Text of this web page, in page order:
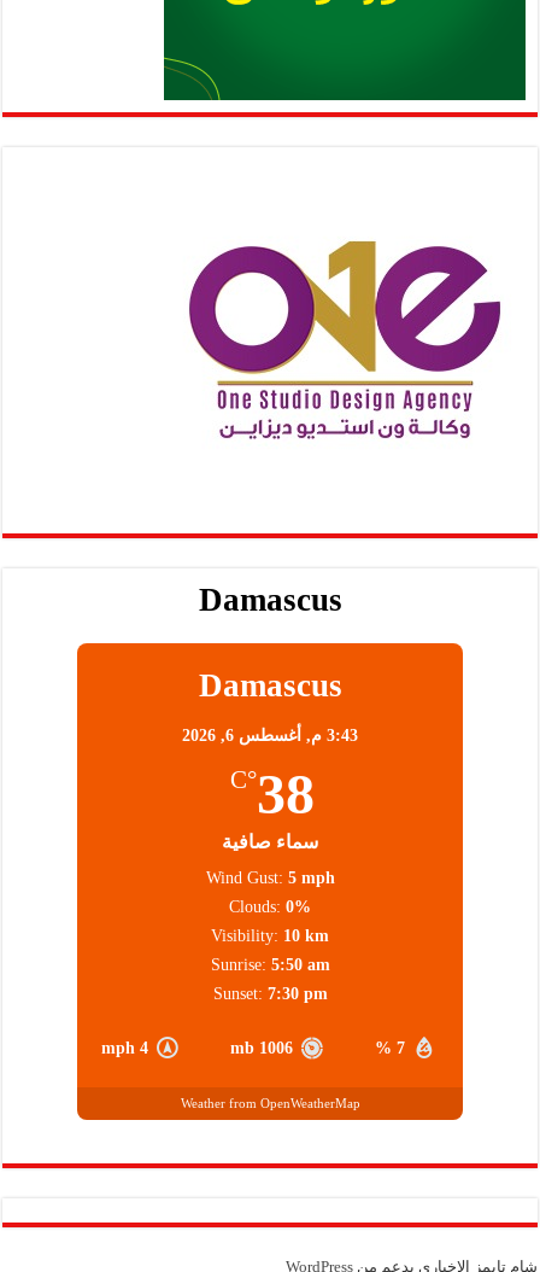
Damascus
Damascus
3:43 م, أغسطس 6, 2026
38
°C
سماء صافية
7 %
1006 mb
4 mph
Wind Gust: 5 mph
Clouds: 0%
Visibility: 10 km
Sunrise: 5:50 am
Sunset: 7:30 pm
Weather from OpenWeatherMap
شام تايمز الإخباري بدعم منWordPress